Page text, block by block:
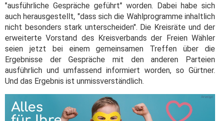
"ausführliche Gespräche geführt" worden. Dabei habe sich
auch herausgestellt, "dass sich die Wahlprogramme inhaltlich
nicht besonders stark unterscheiden". Die Kreisräte und der
erweiterte Vorstand des Kreisverbands der Freien Wähler
seien jetzt bei einem gemeinsamen Treffen über die
Ergebnisse der Gespräche mit den anderen Parteien
ausführlich und umfassend informiert worden, so Gürtner.
Und das Ergebnis ist unmissverständlich.